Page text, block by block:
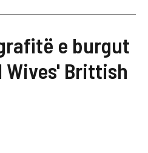
e burgut
Brittish